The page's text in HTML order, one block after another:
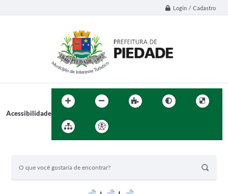
Login / Cadastro
Acessibilidade